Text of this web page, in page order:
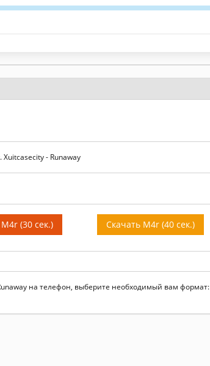
- Runaway
(30 сек.) Скачать M4r (40 сек.)
на телефон, выберите необходимый вам формат: